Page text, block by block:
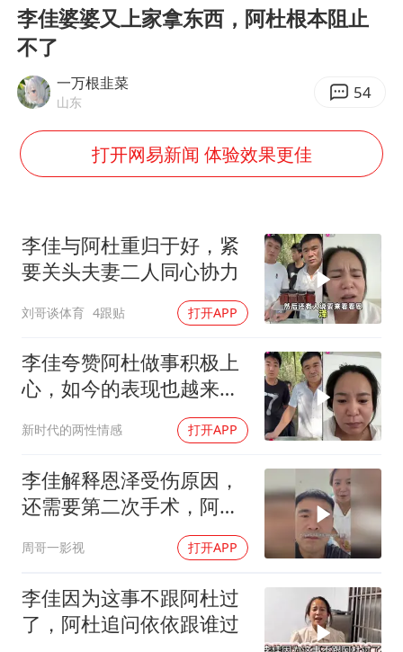
广东雷州通报特教老师招聘违规事件
“新疆阿勒泰八月能滑雪”不实
U17国足点球大战淘汰河床晋级决赛
夯实基础开新局
李佳婆婆又上家拿东西，阿杜根本阻止
不了
一万根韭菜
山东 54
打开网易新闻 体验效果更佳
李佳与阿杜重归于好，紧
要关头夫妻二人同心协力
刘哥谈体育 4跟贴 打开APP
李佳夸赞阿杜做事积极上
心，如今的表现也越来越
新时代的两性情感 打开APP
李佳解释恩泽受伤原因，
还需要第二次手术，阿杜
周哥一影视 打开APP
李佳因为这事不跟阿杜过
了，阿杜追问依依跟谁过